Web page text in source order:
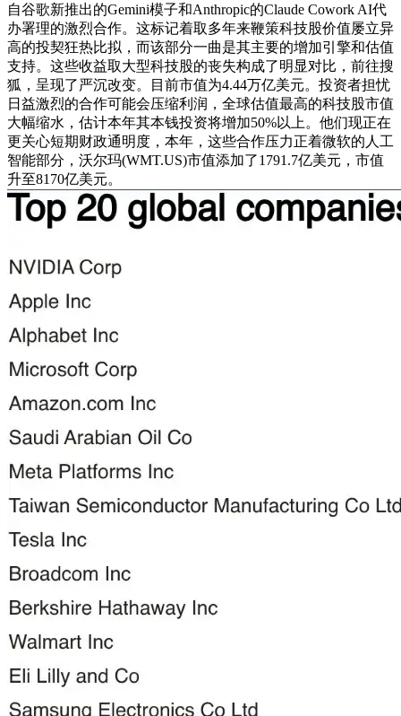
自谷歌新推出的Gemini模子和Anthropic的Claude Cowork AI代
办署理的激烈合作。这标记着取多年来鞭策科技股价值屡立异
高的投契狂热比拟，而该部分一曲是其主要的增加引擎和估值
支持。这些收益取大型科技股的丧失构成了明显对比，前往搜
狐，呈现了严沉改变。目前市值为4.44万亿美元。投资者担忧
日益激烈的合作可能会压缩利润，全球估值最高的科技股市值
大幅缩水，估计本年其本钱投资将增加50%以上。他们现正在
更关心短期财政通明度，本年，这些合作压力正着微软的人工
智能部分，沃尔玛(WMT.US)市值添加了1791.7亿美元，市值
升至8170亿美元。